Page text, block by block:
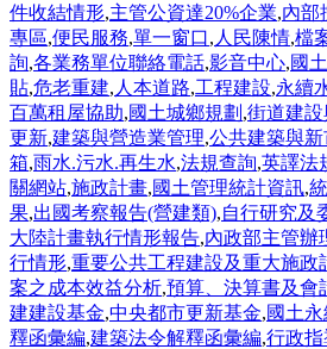
件收結情形,主管公資達20%企業,內部
專區,便民服務,單一窗口, 人民陳情,檔
詢,各業務單位聯絡電話,影音中心,國
貼,危老重建, 人本道路,工程建設,永續
百萬租屋協助,國土城鄉規劃 ,街道建
更新,建築與營造業管理,公共建築與
箱,雨水.污水.再生水,法規查詢,英譯法
關網站,施政計畫,國土管理統計資訊,
果,出國考察報告(營建類),自行研究及
大陸計畫執行情形報告,內政部主管辦
行情形,重要公共工程建設及重大施政
案之成本效益分析,預算、決算書及會
建建設基金,中央都市更新基金,國土
釋函彙編,建築法令解釋函彙編,行政